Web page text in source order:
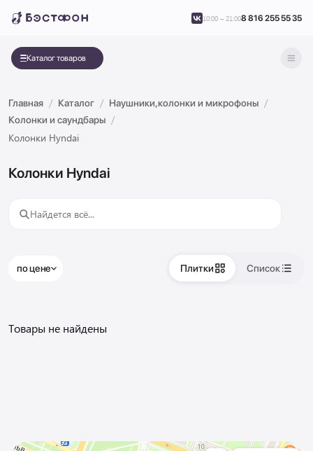
Каталог товаров
10:00 – 21:008 816 255 55 35
Главная Каталог
Наушники,колонки и микрофоны
Колонки и саундбары
Колонки Hyndai
Колонки Hyndai
по цене Плитки Список
Товары не найдены